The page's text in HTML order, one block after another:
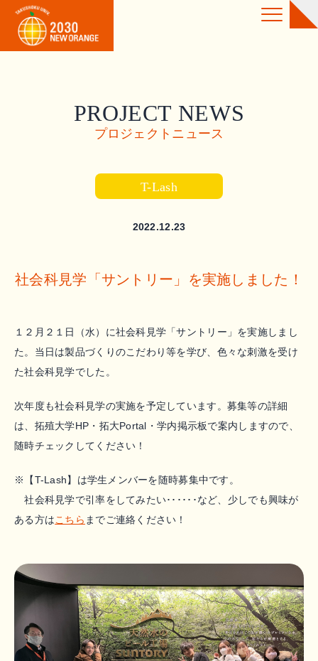
PROJECT NEWS
プロジェクトニュース
T-Lash
2022.12.23
社会科見学「サントリー」を実施しました！
１２月２１日（水）に社会科見学「サントリー」を実施しまし
た。当日は製品づくりのこだわり等を学び、色々な刺激を受け
た社会科見学でした。
次年度も社会科見学の実施を予定しています。募集等の詳細
は、拓殖大学HP・拓大Portal・学内掲示板で案内しますので、
随時チェックしてください！
※【T-Lash】は学生メンバーを随時募集中です。
社会科見学で引率をしてみたい･･････など、少しでも興味が
ある方はこちら までご連絡ください！